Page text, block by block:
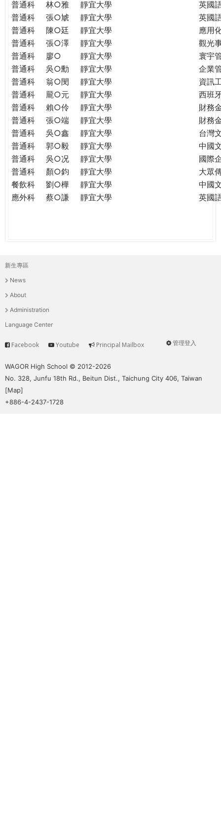
普通科
林○雅 靜宜大學
英國
普通科
張○虓 靜宜大學
英國
普通科
陳○廷 靜宜大學
應用
普通科
張○澤 靜宜大學
觀光
普通科
廖○ 靜宜大學
寰宇
普通科
吳○勳 靜宜大學
企業
普通科
翁○閔 靜宜大學
資訊
普通科
龎○元 靜宜大學
西班
普通科
賴○伶 靜宜大學
財務
普通科
張○端 靜宜大學
財務
普通科
吳○鑫 靜宜大學
台灣
普通科
郭○毅 靜宜大學
中國
普通科
吳○况 靜宜大學
國際
普通科
顏○鈞 靜宜大學
大眾
餐飲科
劉○樺 靜宜大學
中國
應外科
蔡○謙 靜宜大學 英國
主
選
單
新生專區
News
About
Administration
Language Center
User
管理登入
Service
Facebook Youtube Principal Mailbox
WAGOR High School © 2012-2026
No. 328, Junfu 18th Rd., Beitun Dist., Taichung City 406, Taiwan
[Map]
+886-4-2437-1728